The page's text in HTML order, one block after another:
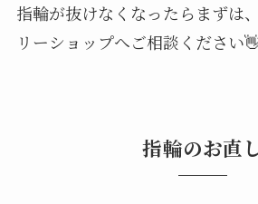
指輪が抜けなくなったらまずは
リーショップへご相談ください
指輪のお直